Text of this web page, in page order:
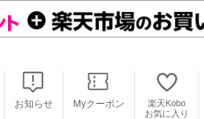
お知らせ Myクーポン
楽天Kobo
お気に入り